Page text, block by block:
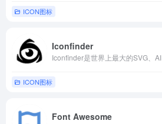
ICON图标
Iconfinder
ICON图标
Font Awesome